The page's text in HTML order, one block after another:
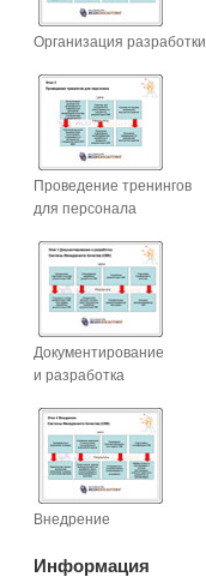
Организация разработки
Проведение тренингов
для персонала
Документирование
и разработка
Внедрение
Информация